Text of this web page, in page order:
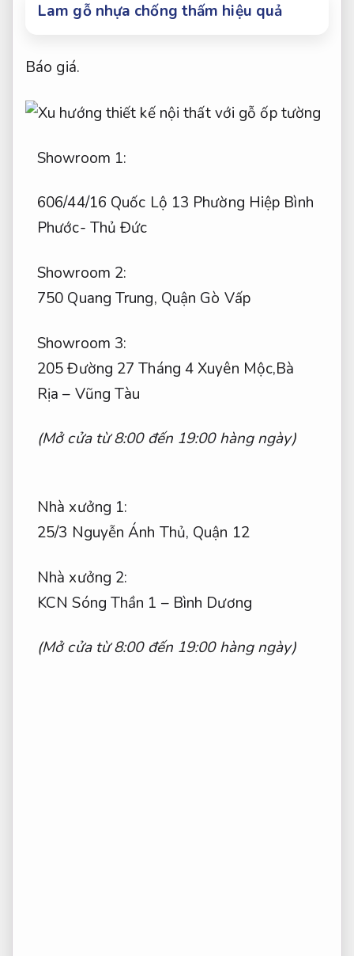
Lam gỗ nhựa chống thấm hiệu quả
Báo giá.
Showroom 1:
606/44/16 Quốc Lộ 13 Phường Hiệp Bình
Phước- Thủ Đức
Showroom 2:
750 Quang Trung, Quận Gò Vấp
Showroom 3:
205 Đường 27 Tháng 4 Xuyên Mộc,Bà
Rịa – Vũng Tàu
(Mở cửa từ 8:00 đến 19:00 hàng ngày)
Nhà xưởng 1:
25/3 Nguyễn Ánh Thủ, Quận 12
Nhà xưởng 2:
KCN Sóng Thần 1 – Bình Dương
(Mở cửa từ 8:00 đến 19:00 hàng ngày)